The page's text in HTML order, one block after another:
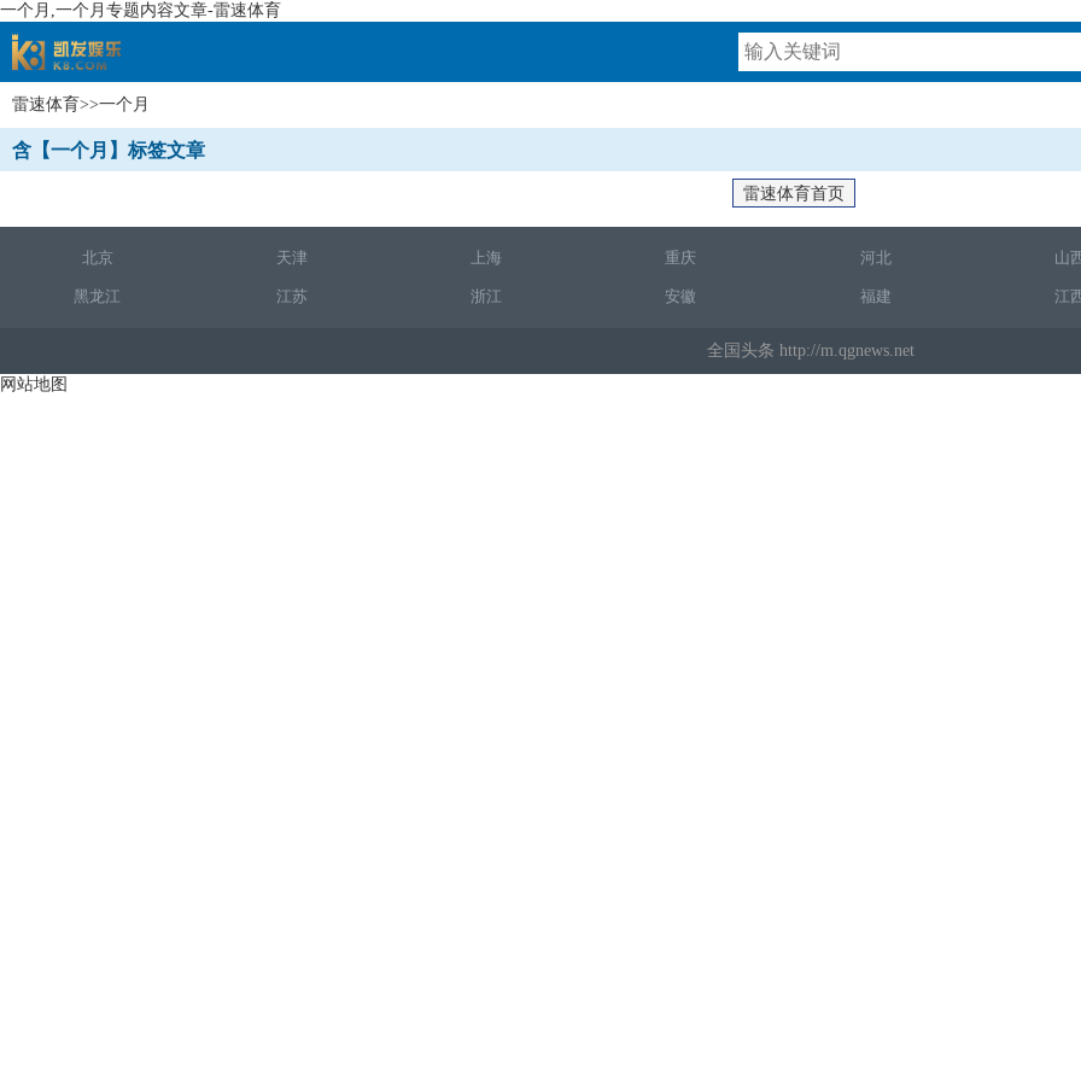
一个月,一个月专题内容文章-雷速体育
速体育
雷速体育>>一个月
含【一个月】标签文章
雷速体育首页
北京 天津 上海 重庆 河北 山
黑龙江 江苏 浙江 安徽 福建 江
全国头条 http://m.qgnews.net
网站地图